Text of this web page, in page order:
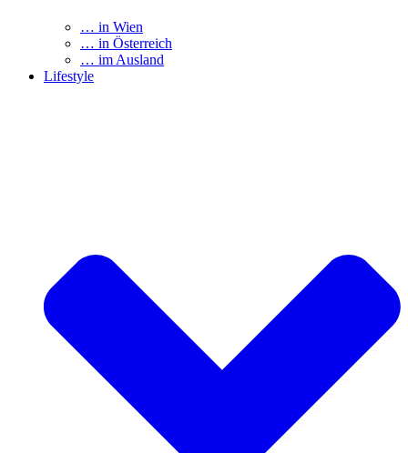
… in Wien
… in Österreich
… im Ausland
Lifestyle